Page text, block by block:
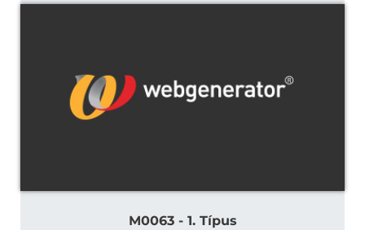
M0063 - 1. Típus